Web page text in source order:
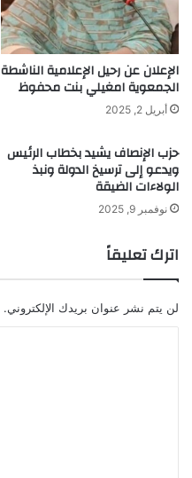
الإعلان عن رحيل الإعلامية الناشطة
الجمعوية امغيلي بنت محفوظ
أبريل 2, 2025
حزب الإنصاف يشيد بخطاب الرئيس
ويدعو إلى ترسيخ الدولة ونبذ
الولاءات الضيقة
نوفمبر 9, 2025
اترك تعليقاً
لن يتم نشر عنوان بريدك الإلكتروني.